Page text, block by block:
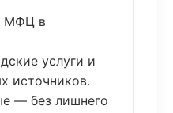
МФЦ в
услуги и
источников.
— без лишнего